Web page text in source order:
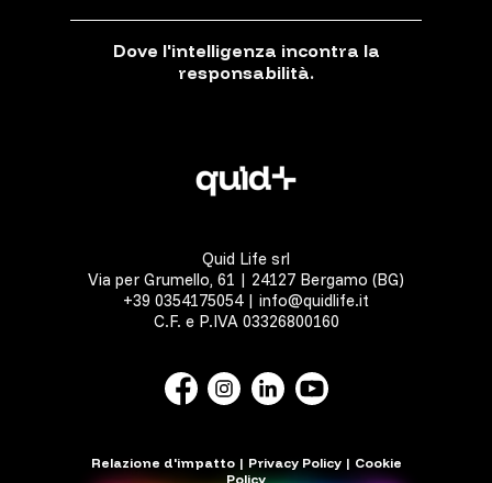
Quid Life srl
Via per Grumello, 61 | 24127 Bergamo (BG)
+39 0354175054 | info@quidlife.it
C.F. e P.IVA 03326800160
Relazione d'impatto| Privacy Policy| Cookie
Policy
Dove l'intelligenza incontra la
responsabilità.